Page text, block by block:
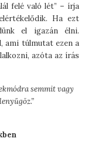
felé való lét” – írja
Ha ezt
el igazán élni.
ami túlmutat ezen a
azóta az írás
semmit vagy